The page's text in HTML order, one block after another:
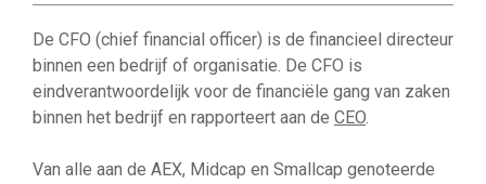
De CFO (chief financial officer) is de financieel directeur
binnen een bedrijf of organisatie. De CFO is
eindverantwoordelijk voor de financiële gang van zaken
binnen het bedrijf en rapporteert aan de CEO.
Van alle aan de AEX, Midcap en Smallcap genoteerde